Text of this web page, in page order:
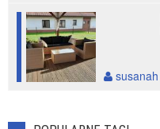
susanah